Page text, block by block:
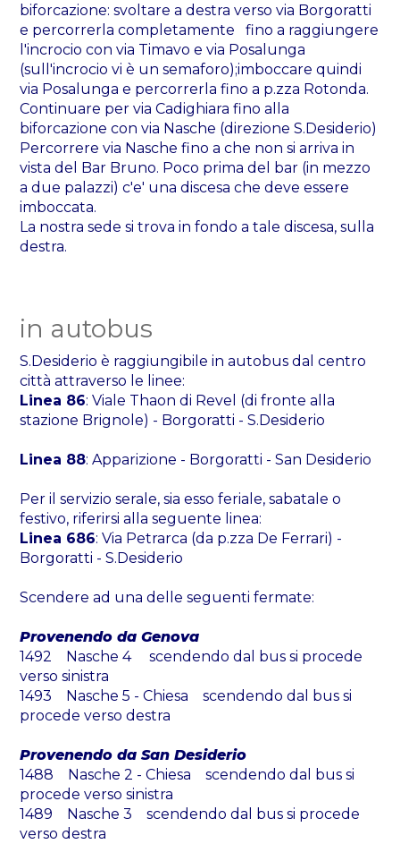
biforcazione: svoltare a destra verso via Borgoratti
e percorrerla completamente fino a raggiungere
l'incrocio con via Timavo e via Posalunga
(sull'incrocio vi è un semaforo);imboccare quindi
via Posalunga e percorrerla fino a p.zza Rotonda.
Continuare per via Cadighiara fino alla
biforcazione con via Nasche (direzione S.Desiderio)
Percorrere via Nasche fino a che non si arriva in
vista del Bar Bruno. Poco prima del bar (in mezzo
a due palazzi) c'e' una discesa che deve essere
imboccata.
La nostra sede si trova in fondo a tale discesa, sulla
destra.
in autobus
S.Desiderio è raggiungibile in autobus dal centro
città attraverso le linee:
Linea 86: Viale Thaon di Revel (di fronte alla
stazione Brignole) - Borgoratti - S.Desiderio
Linea 88: Apparizione - Borgoratti - San Desiderio
Per il servizio serale, sia esso feriale, sabatale o
festivo, riferirsi alla seguente linea:
Linea 686: Via Petrarca (da p.zza De Ferrari) -
Borgoratti - S.Desiderio
Scendere ad una delle seguenti fermate:
Provenendo da Genova
1492 Nasche 4 scendendo dal bus si procede
verso sinistra
1493 Nasche 5 - Chiesa scendendo dal bus si
procede verso destra
Provenendo da San Desiderio
1488 Nasche 2 - Chiesa scendendo dal bus si
procede verso sinistra
1489 Nasche 3 scendendo dal bus si procede
verso destra